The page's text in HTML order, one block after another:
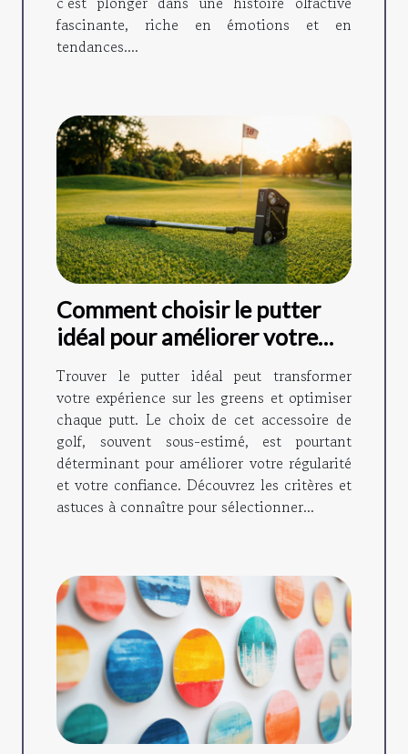
fascinante, riche en émotions et en
tendances....
Comment choisir le putter
idéal pour améliorer votre
jeu ?
Trouver le putter idéal peut transformer
votre expérience sur les greens et optimiser
chaque putt. Le choix de cet accessoire de
golf, souvent sous-estimé, est pourtant
déterminant pour améliorer votre régularité
et votre confiance. Découvrez les critères et
astuces à connaître pour sélectionner...